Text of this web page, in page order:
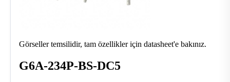
Görseller temsilidir, tam özellikler için datasheet'e bakınız.
G6A-234P-BS-DC5